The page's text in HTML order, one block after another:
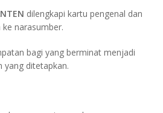
dilengkapi kartu pengenal dan
narasumber.
bagi yang berminat menjadi
yang ditetapkan.